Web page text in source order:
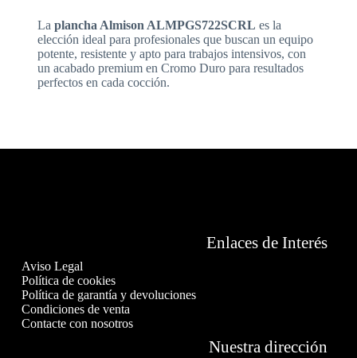
La plancha Almison ALMPGS722SCRL es la
elección ideal para profesionales que buscan un equipo
potente, resistente y apto para trabajos intensivos, con
un acabado premium en Cromo Duro para resultados
perfectos en cada cocción.
Enlaces de Interés
Aviso Legal
Política de cookies
Política de garantía y devoluciones
Condiciones de venta
Contacte con nosotros
Nuestra dirección